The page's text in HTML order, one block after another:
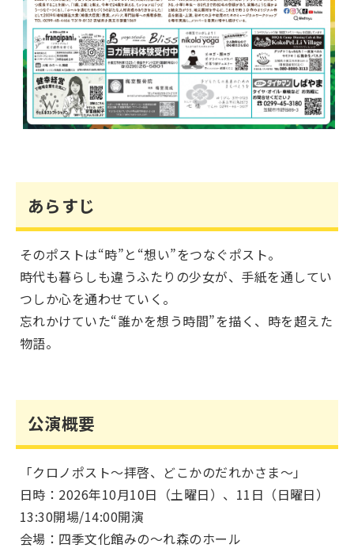
あらすじ
そのポストは“時”と“想い”をつなぐポスト。
時代も暮らしも違うふたりの少女が、手紙を通してい
つしか心を通わせていく。
忘れかけていた“誰かを想う時間”を描く、時を超えた
物語。
公演概要
「クロノポスト～拝啓、どこかのだれかさま～」
日時：2026年10月10日（土曜日）、11日（日曜日）
13:30開場/14:00開演
会場：四季文化館みの～れ森のホール